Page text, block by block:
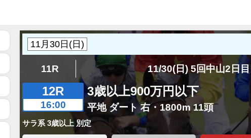
11R 11/30(日) 5回中山2日目
12R
16:00
3歳以上900万円以下
平地 ダート 右・1800m 11頭
サラ系 3歳以上 別定